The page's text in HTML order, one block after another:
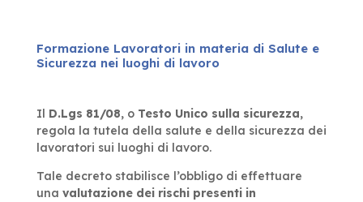
Formazione Lavoratori in materia di Salute e
Sicurezza nei luoghi di lavoro
Il D.Lgs 81/08, o Testo Unico sulla sicurezza,
regola la tutela della salute e della sicurezza dei
lavoratori sui luoghi di lavoro.
Tale decreto stabilisce l’obbligo di effettuare
una valutazione dei rischi presenti in